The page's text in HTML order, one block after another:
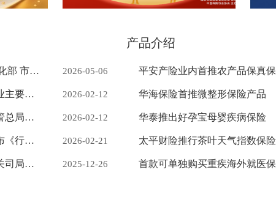
中国人民银行 工业和信息化部 市场监管总局 金融监管总局 中国证监会 国家知识产权局 国家网信办 国家外汇局 有关负责人就《金融产品网络营销管理办法》答记者问 2026-05-06
2025年四季度银行业保险业主要监管指标数据情况 2026-02-12
国家发展改革委、金融监管总局、中国民航局印发 《关于推动低空保险高质量发展的实施意见》 2026-02-12
国家金融监督管理总局发布《行政许可实施程序规定》 2026-02-21
国家金融监督管理总局有关司局负责人就《银行业保险业数字金融高质量发展实施方案》答记者问 2025-12-26
产品介绍
华海保险首推微整形保险产品
华泰推出好孕宝母婴疾病保险
太平财险推行茶叶天气指数保险